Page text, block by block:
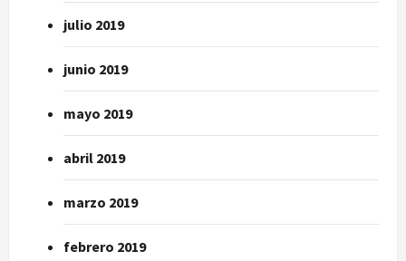
julio 2019
junio 2019
mayo 2019
abril 2019
marzo 2019
febrero 2019